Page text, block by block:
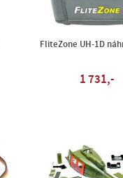
FliteZone UH-1D
1 731,-